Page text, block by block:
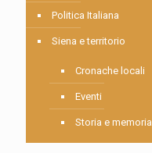
Politica Italiana
Siena e territorio
Cronache locali
Eventi
Storia e memoria